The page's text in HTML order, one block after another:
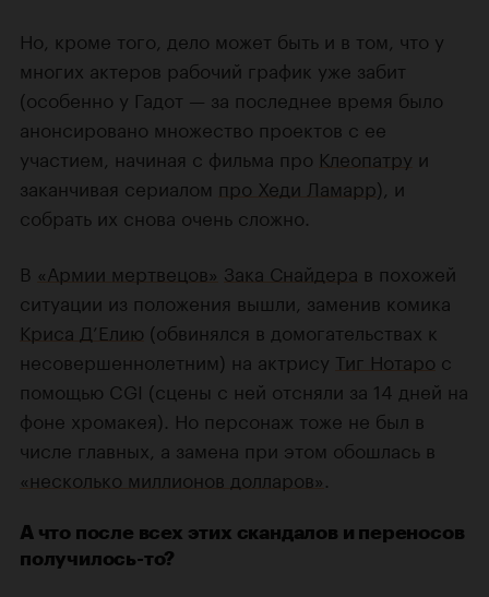
Но, кроме того, дело может быть и в том, что у
многих актеров рабочий график уже забит
(особенно у Гадот — за последнее время было
анонсировано множество проектов с ее
участием, начиная с фильма про Клеопатру и
заканчивая сериалом про Хеди Ламарр), и
собрать их снова очень сложно.
В «Армии мертвецов» Зака Снайдера в похожей
ситуации из положения вышли, заменив комика
Криса Д’Елию (обвинялся в домогательствах к
несовершеннолетним) на актрису Тиг Нотаро с
помощью CGI (сцены с ней отсняли за 14 дней на
фоне хромакея). Но персонаж тоже не был в
числе главных, а замена при этом обошлась в
«несколько миллионов долларов»
А что после всех этих скандалов и переносов
получилось-то?